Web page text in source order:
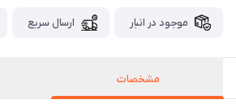
موجود در انبار ارسال سریع
مشخصات